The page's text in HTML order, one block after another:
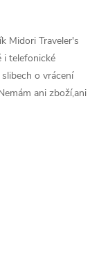
Midori Traveler's
i telefonické
o vrácení
ani zboží,ani